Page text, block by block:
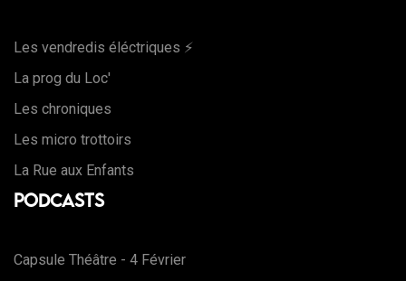
Les vendredis éléctriques ⚡️
La prog du Loc'
Les chroniques
Les micro trottoirs
La Rue aux Enfants
Podcasts
Capsule Théâtre - 4 Février